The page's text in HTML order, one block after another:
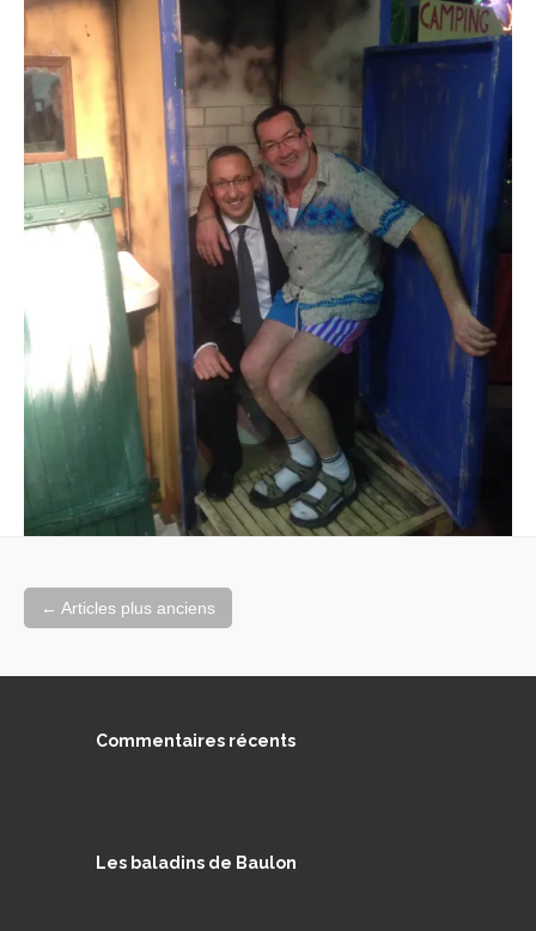
Navigation
au
sein
articles
← Articles plus anciens
Commentaires récents
Les baladins de Baulon